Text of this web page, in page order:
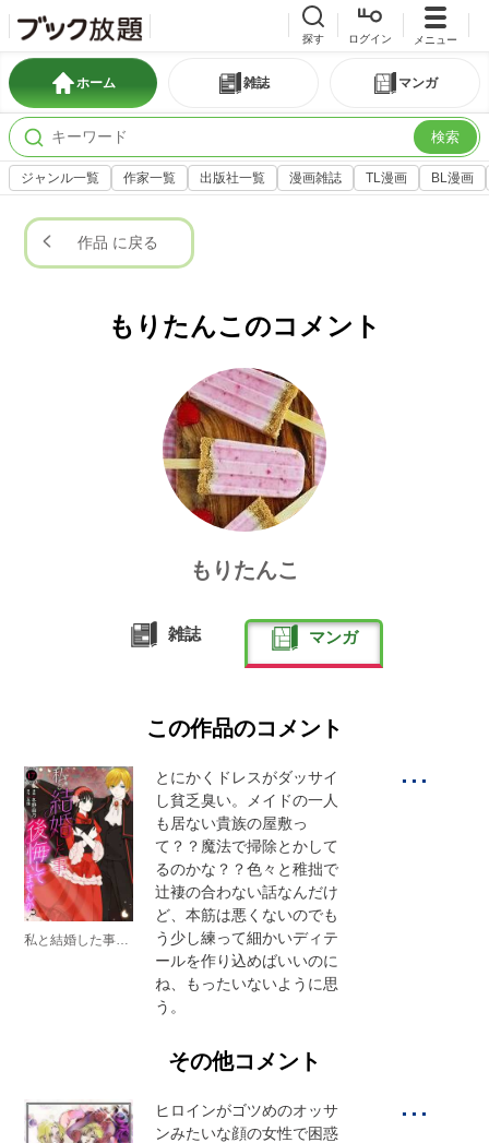
探す ログイン メニュー
ホーム 雑誌 マンガ
検索
ジャンル一覧 作家一覧 出版社一覧 漫画雑誌 TL漫画 BL漫画
作品 に戻る
もりたんこのコメント
もりたんこ
雑誌 マンガ
この作品のコメント
とにかくドレスがダッサイ
し貧乏臭い。メイドの一人
も居ない貴族の屋敷っ
て？？魔法で掃除とかして
るのかな？？色々と稚拙で
辻褄の合わない話なんだけ
ど、本筋は悪くないのでも
う少し練って細かいディテ
ールを作り込めばいいのに
ね、もったいないように思
う。
...
その他コメント
ヒロインがゴツめのオッサ
ンみたいな顔の女性で困惑
...